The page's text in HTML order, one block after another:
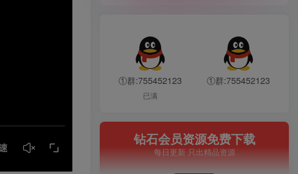
①群:755452123
已满
①群:755452123
钻石会员资源免费下载
每日更新 只出精品资源